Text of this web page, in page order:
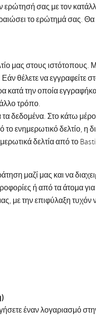
ερώτησή σας με τον
το ερώτημά σας.
μας στους
θέλετε να εγγραφείτε
την οποία
τρόπο.
δεδομένα. Στο κάτω
το ενημερωτικό
δελτία από το
μαζί μας και να
ή από τα άτομα
με την επιφύλαξη
έναν λογαριασμό